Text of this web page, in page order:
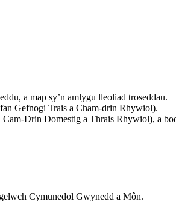
a map sy’n amlygu lleoliad troseddau.
Gefnogi Trais a Cham-drin Rhywiol).
Drin Domestig a Thrais Rhywiol), a
Cymunedol Gwynedd a Môn.